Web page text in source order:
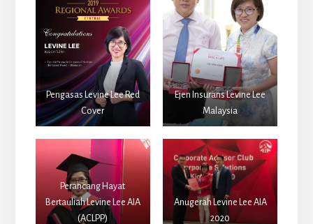
Pengasas Levine Lee Red
Cover
Ejen Insurans Levine Lee
Malaysia
Perancang Hayat
Bertauliah Levine Lee AIA
(ACLPP)
Anugerah Levine Lee AIA
2020